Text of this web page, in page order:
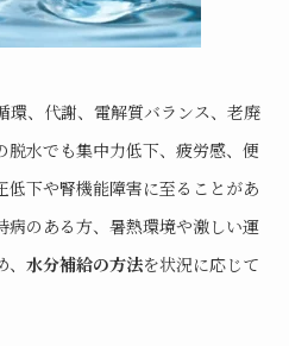
環、代謝、電解質バランス、老廃
脱水でも集中力低下、疲労感、便
低下や腎機能障害に至ることがあ
病のある方、暑熱環境や激しい運
水分補給の方法を状況に応じて